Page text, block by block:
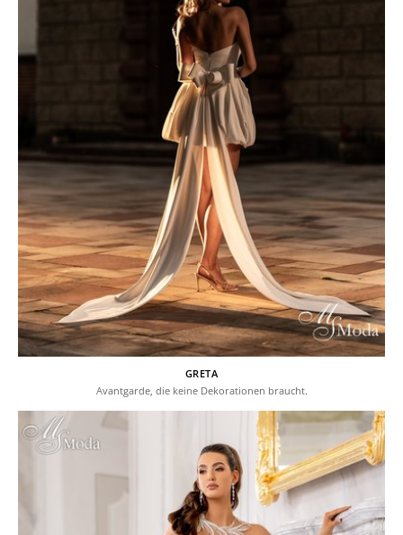
GRETA
Avantgarde, die keine Dekorationen braucht.